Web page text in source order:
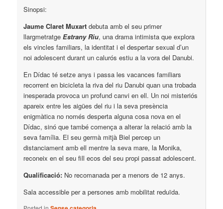
Sinopsi:
Jaume Claret Muxart debuta amb el seu primer
llargmetratgeEstrany Riu, una drama intimista que explora
els vincles familiars, la identitat i el despertar sexual d’un
noi adolescent durant un calurós estiu a la vora del Danubi.
En Dídac té setze anys i passa les vacances familiars
recorrent en bicicleta la riva del riu Danubi quan una trobada
inesperada provoca un profund canvi en ell. Un noi misteriós
apareix entre les aigües del riu i la seva presència
enigmàtica no només desperta alguna cosa nova en el
Dídac, sinó que també comença a alterar la relació amb la
seva família. El seu germà mitjà Biel percep un
distanciament amb ell mentre la seva mare, la Monika,
reconeix en el seu fill ecos del seu propi passat adolescent.
Qualificació: No recomanada per a menors de 12 anys.
Sala accessible per a persones amb mobilitat reduïda.